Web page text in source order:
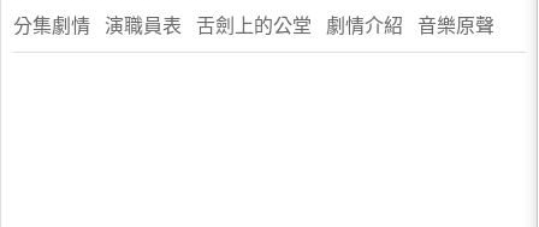
分集劇情 演職員表 舌劍上的公堂 劇情介紹 音樂原聲